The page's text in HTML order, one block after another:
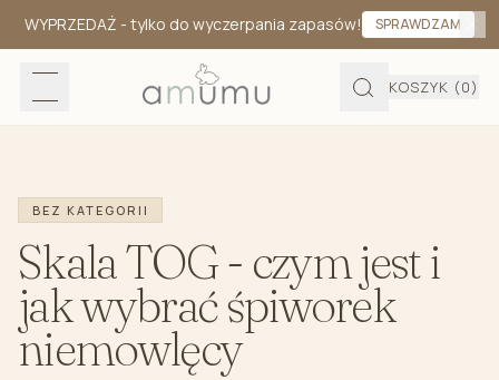
WYPRZEDAŻ - tylko do wyczerpania zapasów! SPRAWDZAM
KOSZYK (0)
BEZ KATEGORII
Skala TOG - czym jest i
jak wybrać śpiworek
niemowlęcy